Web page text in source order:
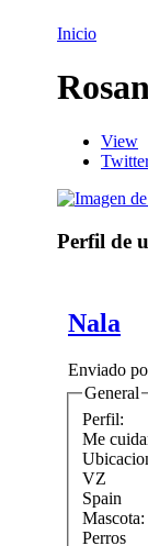
Inicio
View
Perfil de
Nala
Enviado
General
Perfil:
Me
VZ
Spain
Mascota:
Perros